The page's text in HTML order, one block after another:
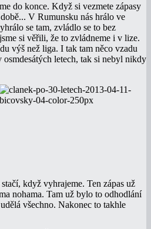
do konce. Když si vezmete zápasy
V Rumunsku nás hrálo ve
se tam, zvládlo se to bez
si věřili, že to zvládneme i v lize.
výš než liga. I tak tam něco vzadu
letech, tak si nebyl nikdy
když vyhrajeme. Ten zápas už
nohama. Tam už bylo to odhodlání
všechno. Nakonec to takhle